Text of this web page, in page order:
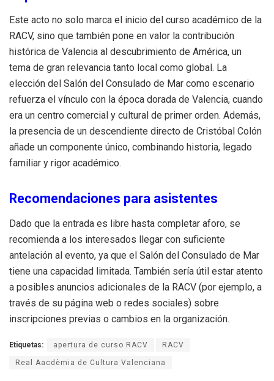
Este acto no solo marca el inicio del curso académico de la
RACV, sino que también pone en valor la contribución
histórica de Valencia al descubrimiento de América, un
tema de gran relevancia tanto local como global. La
elección del Salón del Consulado de Mar como escenario
refuerza el vínculo con la época dorada de Valencia, cuando
era un centro comercial y cultural de primer orden. Además,
la presencia de un descendiente directo de Cristóbal Colón
añade un componente único, combinando historia, legado
familiar y rigor académico.
Recomendaciones para asistentes
Dado que la entrada es libre hasta completar aforo, se
recomienda a los interesados llegar con suficiente
antelación al evento, ya que el Salón del Consulado de Mar
tiene una capacidad limitada. También sería útil estar atento
a posibles anuncios adicionales de la RACV (por ejemplo, a
través de su página web o redes sociales) sobre
inscripciones previas o cambios en la organización.
Etiquetas: apertura de curso RACV RACV
Real Aacdèmia de Cultura Valenciana